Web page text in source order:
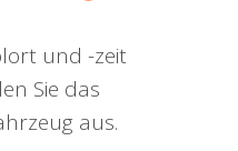
und -zeit
Sie das
aus.